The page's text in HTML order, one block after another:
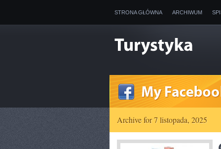
STRONA GŁÓWNA ARCHIWUM
Archive for 7 listopada, 2025